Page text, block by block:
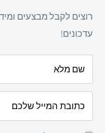
מזון
מאמרים
מדיניות פרטיות
מדיניות החזרת מוצרים
רוצים לקבל מבצעים
עדכונים!
שם מלא
כתובת המייל שלכם